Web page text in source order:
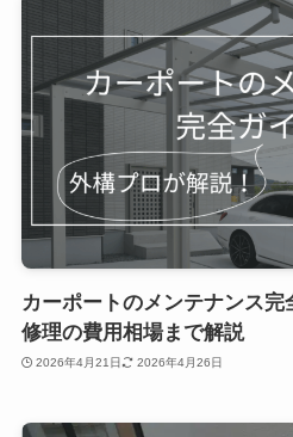
カーポートのメンテナンス
修理の費用相場まで解説
2026年4月21日 2026年4月26日